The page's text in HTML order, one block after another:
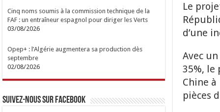
Le
d’une
Avec
35%,
Chine
pièces
Cinq noms soumis à la commission technique de la
FAF : un entraîneur espagnol pour diriger les Verts
03/08/2026
Opep+ : l’Algérie augmentera sa production dès
septembre
02/08/2026
Suivez-nous sur Facebook